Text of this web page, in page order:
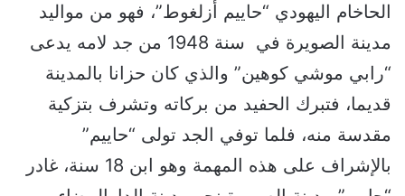
الحاخام اليهودي “حاييم أزلغوط”، فهو من مواليد
مدينة الصويرة في سنة 1948 من جد لامه يدعى
“رابي موشي كوهين” والذي كان حزانا بالمدينة
قديما، فتبرك الحفيد من بركاته وتشرف بتزكية
مقدسة منه، فلما توفي الجد تولى “حاييم”
بالإشراف على هذه المهمة وهو ابن 18 سنة، غادر